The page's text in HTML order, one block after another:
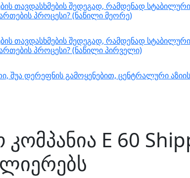
თავდასხმების შედეგად, რამდენად
პროცესი? (ნაწილი მეორე)
თავდასხმების შედეგად, რამდენად
პროცესი? (ნაწილი პირველი)
შუა დერეფნის გამოყენებით, ცენტრალური
E 60